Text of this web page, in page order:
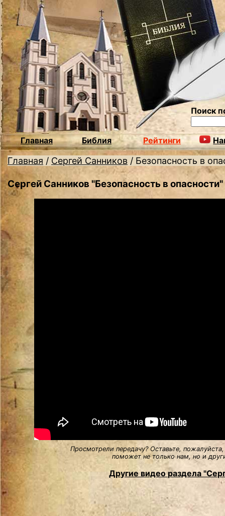
Поиск
Главная Библия Рейтинги
Главная / Сергей Санников / Безопасность в
Сергей Санников "Безопасность в опасности"
Просмотрели передачу? Оставьте,
поможет не только нам, но и
Другие видео раздела